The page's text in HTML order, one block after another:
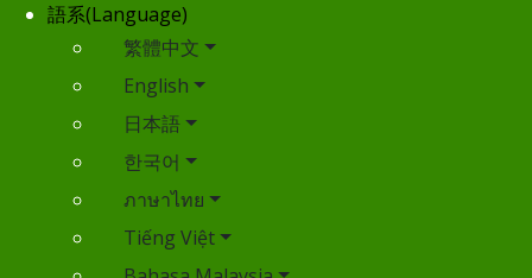
語系(Language)
繁體中文
English
日本語
한국어
ภาษาไทย
Tiếng Việt